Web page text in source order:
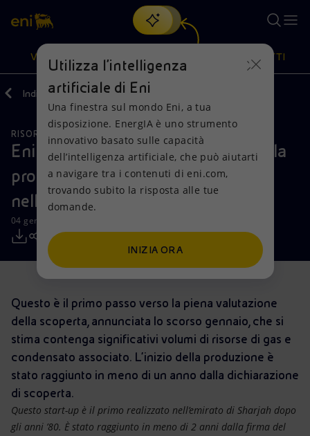
Cerca
scopri EnergIA, la nostra nuova soluzione di intelligenza
artificiale.
VISIONE
Visione
Mission e valori
Persone e Partnership
Net Zero
Modello satellitare
Energia accessibile
Innovazione
Scenari energetici
Azioni
Diversificazione energetica
Tecnologie per la transizione
Collaborazioni per l'innovazione
Attività nel mondo
PRODOTTI
Prodotti
Casa
Imprese
Mobilità
Indietro Media Comunicati Stampa
RISORSE NATURALI
Eni e SNOC annunciano l’inizio della
produzione dal campo di Mahani
nell’Emirato di Sharjah (UAE)
04 gennaio 2021 - 09:10 CET
Questo è il primo passo verso la piena valutazione
della scoperta, annunciata lo scorso gennaio, che si
stima contenga significativi volumi di risorse di gas e
condensato associato. L’inizio della produzione è
stato raggiunto in meno di un anno dalla dichiarazione
di scoperta.
Questo start-up è il primo realizzato nell’emirato di Sharjah dopo
gli anni ’80. È stato raggiunto in meno di 2 anni dalla firma del
Utilizza l'intelligenza
artificiale di Eni
Una finestra sul mondo Eni, a tua
disposizione. EnergIA è uno strumento
innovativo basato sulle capacità
dell’intelligenza artificiale, che può aiutarti
a navigare tra i contenuti di eni.com,
trovando subito la risposta alle tue
domande.
INIZIA ORA